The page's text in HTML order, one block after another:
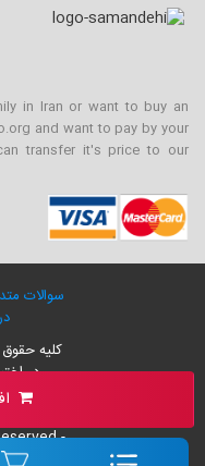
in Iran or want to buy an
and want to pay by your
transfer it's price to our
سوالات
کلیه
در
-